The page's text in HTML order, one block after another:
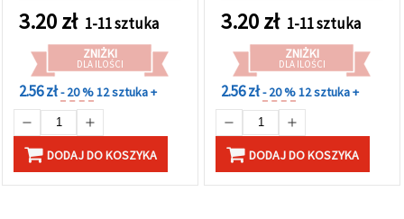
na 21. urodziny, akcesoria
na jubileusz
3.20zł 1-11 sztuka
ZNIŻKI
DLA ILOŚCI
2.56 zł- 20 %12 sztuka +
DODAJ DO KOSZYKA
biżuterii
3.20zł 1-11 sztuka
ZNIŻKI
DLA ILOŚCI
2.56 zł- 20 %12 sztuka +
DODAJ DO KOSZYKA